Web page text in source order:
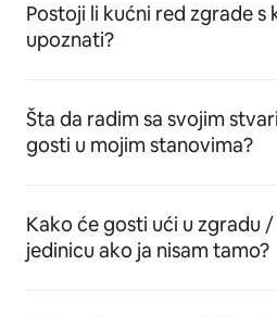
Postoji li kućni red zgrade s
upoznati?
Šta da radim sa svojim
gosti u mojim stanovima?
Kako će gosti ući u zgradu
jedinicu ako ja nisam tamo?